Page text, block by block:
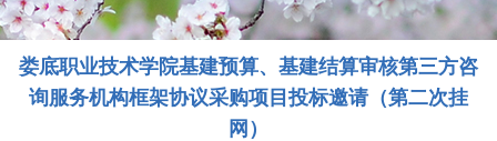
娄底职业技术学院基建预算、基建结算审核第三方咨
询服务机构框架协议采购项目投标邀请（第二次挂
网）